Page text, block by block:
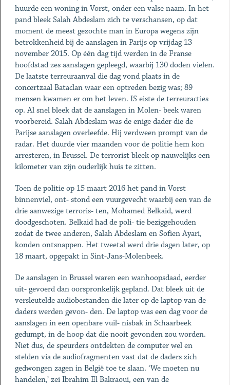
huurde een woning in Vorst, onder een valse naam. In het
pand bleek Salah Abdeslam zich te verschansen, op dat
moment de meest gezochte man in Europa wegens zijn
betrokkenheid bij de aanslagen in Parijs op vrijdag 13
november 2015. Op één dag tijd werden in de Franse
hoofdstad zes aanslagen gepleegd, waarbij 130 doden vielen.
De laatste terreuraanval die dag vond plaats in de
concertzaal Bataclan waar een optreden bezig was; 89
mensen kwamen er om het leven. IS eiste de terreuracties
op. Al snel bleek dat de aanslagen in Molen- beek waren
voorbereid. Salah Abdeslam was de enige dader die de
Parijse aanslagen overleefde. Hij verdween prompt van de
radar. Het duurde vier maanden voor de politie hem kon
arresteren, in Brussel. De terrorist bleek op nauwelijks een
kilometer van zijn ouderlijk huis te zitten.
Toen de politie op 15 maart 2016 het pand in Vorst
binnenviel, ont- stond een vuurgevecht waarbij een van de
drie aanwezige terroris- ten, Mohamed Belkaid, werd
doodgeschoten. Belkaid had de poli- tie beziggehouden
zodat de twee anderen, Salah Abdeslam en Sofien Ayari,
konden ontsnappen. Het tweetal werd drie dagen later, op
18 maart, opgepakt in Sint-Jans-Molenbeek.
De aanslagen in Brussel waren een wanhoopsdaad, eerder
uit- gevoerd dan oorspronkelijk gepland. Dat bleek uit de
versleutelde audiobestanden die later op de laptop van de
daders werden gevon- den. De laptop was een dag voor de
aanslagen in een openbare vuil- nisbak in Schaarbeek
gedumpt, in de hoop dat die nooit gevonden zou worden.
Niet dus, de speurders ontdekten de computer wel en
stelden via de audiofragmenten vast dat de daders zich
gedwongen zagen in België toe te slaan. ‘We moeten nu
handelen,’ zei Ibrahim El Bakraoui, een van de